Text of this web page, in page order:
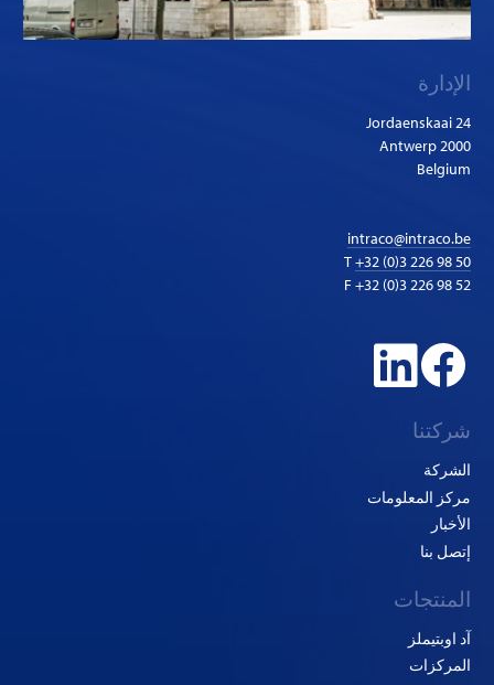
الإدارة
Jordaenskaai 24
2000 Antwerp
Belgium
intraco@intraco.be
T+32 (0)3 226 98 50
F +32 (0)3 226 98 52
شركتنا
الشركة
مركز المعلومات
الأخبار
إتصل بنا
المنتجات
آد اوبتيملز
المركزات